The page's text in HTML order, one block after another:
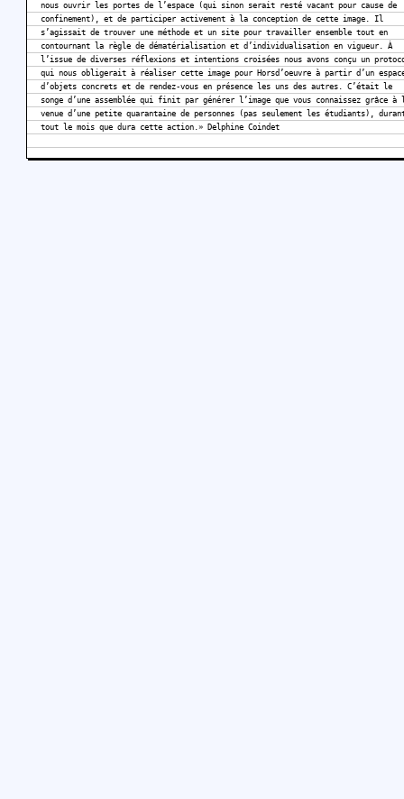
nous ouvrir les portes de l’espace (qui sinon serait resté vacant pour cause de
confinement), et de participer activement à la conception de cette image. Il
s’agissait de trouver une méthode et un site pour travailler ensemble tout en
contournant la règle de dématérialisation et d’individualisation en vigueur. À
l’issue de diverses réflexions et intentions croisées nous avons conçu un
qui nous obligerait à réaliser cette image pour Horsd’oeuvre à partir d’un
d’objets concrets et de rendez-vous en présence les uns des autres. C’était le
songe d’une assemblée qui finit par générer l’image que vous connaissez grâce à
venue d’une petite quarantaine de personnes (pas seulement les étudiants),
tout le mois que dura cette action.» Delphine Coindet